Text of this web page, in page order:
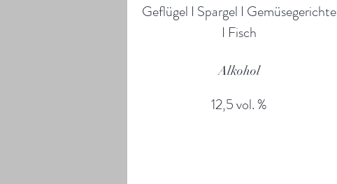
Geflügel I Spargel I Gemüsegerichte
I Fisch
Alkohol
12,5 vol. %